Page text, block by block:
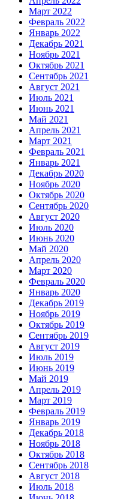
Март 2022
Февраль 2022
Январь 2022
Декабрь 2021
Ноябрь 2021
Октябрь 2021
Сентябрь 2021
Август 2021
Июль 2021
Июнь 2021
Май 2021
Апрель 2021
Март 2021
Февраль 2021
Январь 2021
Декабрь 2020
Ноябрь 2020
Октябрь 2020
Сентябрь 2020
Август 2020
Июль 2020
Июнь 2020
Май 2020
Апрель 2020
Март 2020
Февраль 2020
Январь 2020
Декабрь 2019
Ноябрь 2019
Октябрь 2019
Сентябрь 2019
Август 2019
Июль 2019
Июнь 2019
Май 2019
Апрель 2019
Март 2019
Февраль 2019
Январь 2019
Декабрь 2018
Ноябрь 2018
Октябрь 2018
Сентябрь 2018
Август 2018
Июль 2018